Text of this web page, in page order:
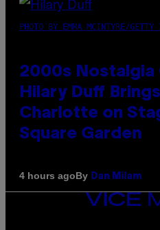
PHOTO BY EMMA MCINTYRE/
2000s Nostalgia
Hilary Duff
Charlotte on
Square Garden
4 hours agoBy Dan Milam
VICE
MEDIA